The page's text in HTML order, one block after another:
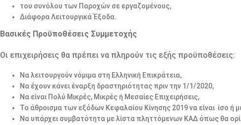
του συνόλου των Παροχών σε εργαζομένους,
Διάφορα Λειτουργικά Έξοδα.
Βασικές Προϋποθέσεις Συμμετοχής
Οι επιχειρήσεις θα πρέπει να πληρούν τις εξής προϋποθέσεις:
Να λειτουργούν νόμιμα στη Ελληνική Επικράτεια,
Να έχουν κάνει έναρξη δραστηριότητας πριν την 1/1/2020,
Να είναι Πολύ Μικρές, Μικρές ή Μεσαίες Επιχειρήσεις,
Το άθροισμα των εξόδων Κεφαλαίου Κίνησης 2019 να είναι ίσο ή
Να υπάρχει συμβατότητα με λίστα πληττόμενων ΚΑΔ όπως θα